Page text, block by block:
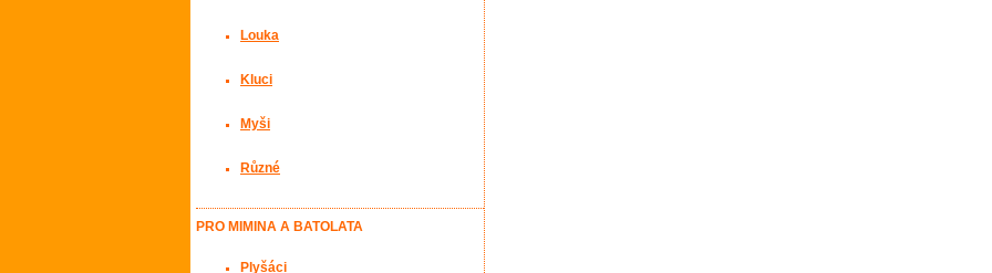
Louka
Kluci
Myši
Různé
PRO MIMINA A BATOLATA
Plyšáci